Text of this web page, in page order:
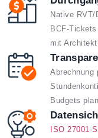
Native RVT/
BCF-
mit
Abrechnung
Budgets
ISO 27001-